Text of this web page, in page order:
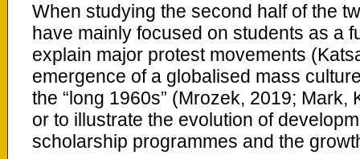
When studying the second half of the
have mainly focused on students as a
explain major protest movements
emergence of a globalised mass
the “long 1960s” (Mrozek, 2019;
or to illustrate the evolution of
scholarship programmes and the